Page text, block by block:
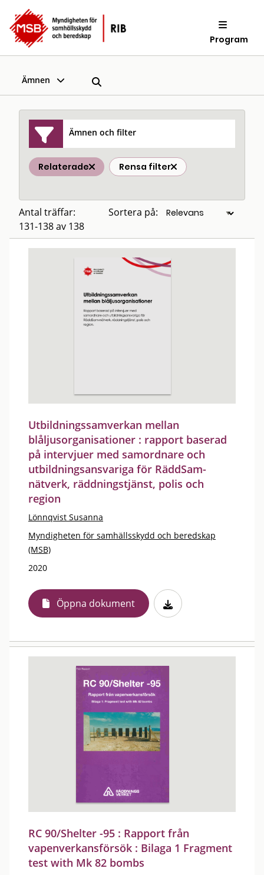
Program
Ämnen
Ämnen och filter
Relaterade Rensa filter
Antal träffar:
131-138 av 138
Sortera på:
Utbildningssamverkan mellan
blåljusorganisationer : rapport baserad
på intervjuer med samordnare och
utbildningsansvariga för RäddSam-
nätverk, räddningstjänst, polis och
region
Lönnqvist Susanna
Myndigheten för samhällsskydd och beredskap
(MSB)
2020
Öppna dokument
RC 90/Shelter -95 : Rapport från
vapenverkansförsök : Bilaga 1 Fragment
test with Mk 82 bombs